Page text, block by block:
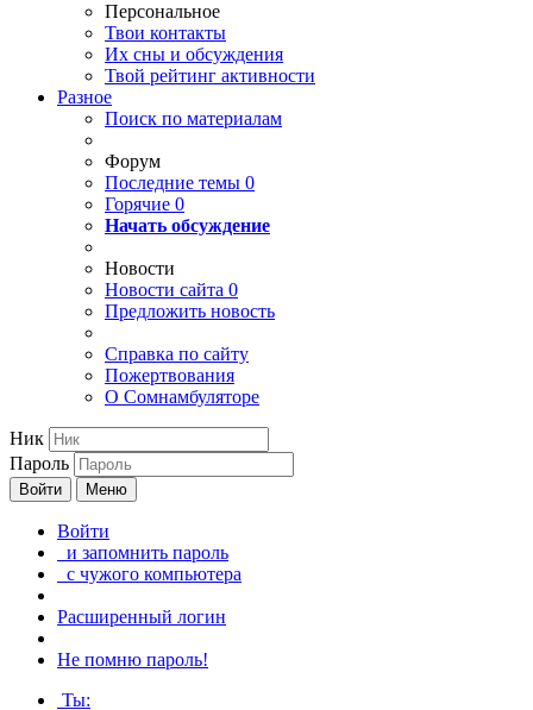
Персональное
Твои контакты
Их сны и обсуждения
Твой рейтинг активности
Разное
Поиск по материалам
Форум
Последние темы 0
Горячие 0
Начать обсуждение
Новости
Новости сайта 0
Предложить новость
Справка по сайту
Пожертвования
О Сомнамбуляторе
Ник
Пароль
Войти Меню
Войти
и запомнить пароль
с чужого компьютера
Расширенный логин
Не помню пароль!
Ты: